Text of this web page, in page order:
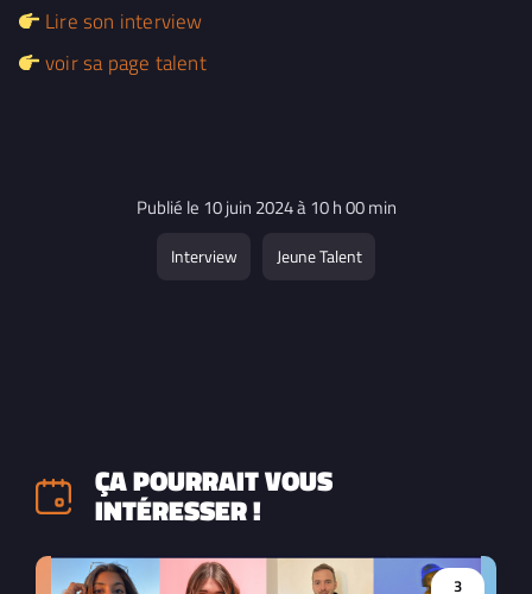
Lire son interview
voir sa page talent
Publié le 10 juin 2024 à 10 h 00 min
Interview Jeune Talent
ÇA POURRAIT VOUS
INTÉRESSER !
3